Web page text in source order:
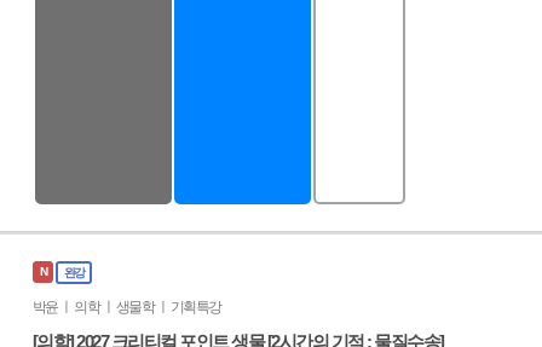
N 완강
박윤 ㅣ 의학 ㅣ 생물학 ㅣ 기획특강
[의학] 2027 크리티컬 포인트 생물 [2시간의 기적 : 물질수송]